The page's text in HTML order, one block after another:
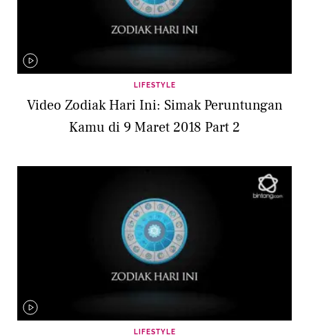
LIFESTYLE
Video Zodiak Hari Ini: Simak Peruntungan
Kamu di 9 Maret 2018 Part 2
LIFESTYLE